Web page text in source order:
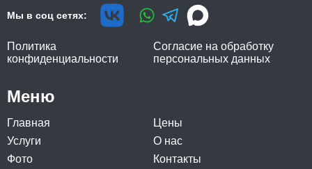
Мы в соц сетях:
Политика
конфиденциальности
Согласие на обработку
персональных данных
Меню
Главная
Цены
Услуги
О нас
Фото
Контакты